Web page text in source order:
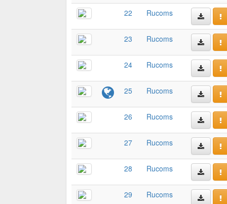
22 Rucoms
23 Rucoms
24 Rucoms
25 Rucoms
26 Rucoms
27 Rucoms
28 Rucoms
29 Rucoms